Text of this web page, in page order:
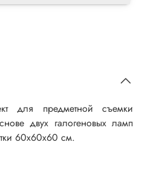
для предметной съемки
двух галогеновых ламп
60х60х60 см.